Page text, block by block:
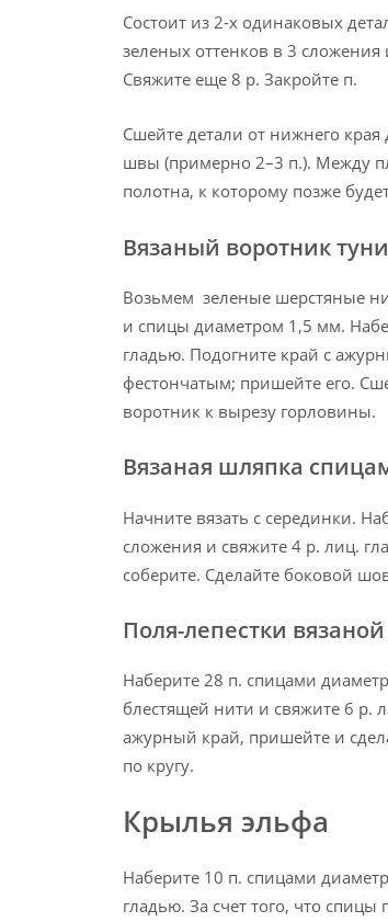
Состоит из 2-х одинаковых
зеленых оттенков в 3
Свяжите еще 8 р. Закройте п.
Сшейте детали от нижнего
швы (примерно 2–3 п.). Между
полотна, к которому позже
Вязаный воротник
Возьмем зеленые шерстяные
и спицы диаметром 1,5 мм.
гладью. Подогните край с
фестончатым; пришейте его.
воротник к вырезу горловины.
Вязаная шляпка
Начните вязать с серединки.
сложения и свяжите 4 р. лиц.
соберите. Сделайте боковой
Поля-лепестки
Наберите 28 п. спицами
блестящей нити и свяжите 6 р.
ажурный край, пришейте и
по кругу.
Крылья эльфа
Наберите 10 п. спицами
гладью. За счет того, что